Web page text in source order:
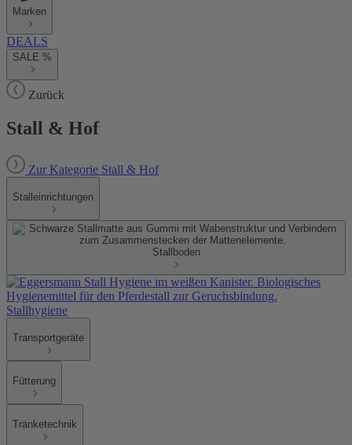
Marken
DEALS
SALE %
Zurück
Stall & Hof
Zur Kategorie Stall & Hof
Stalleinrichtungen
Stallboden
Stallhygiene
Transportgeräte
Fütterung
Tränketechnik